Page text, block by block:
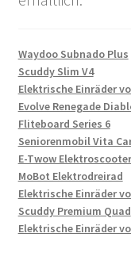
Waydoo Subnado Plus
Scuddy Slim V4
Elektrische Einräder
Evolve Renegade
Fliteboard Series 6
Seniorenmobil Vita
E-Twow Elektroscooter
MoBot Elektrodreirad
Elektrische Einräder
Scuddy Premium Quad
Elektrische Einräder